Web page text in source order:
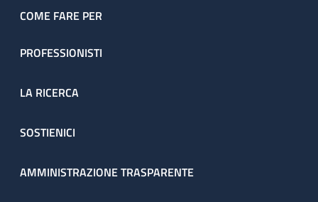
COME FARE PER
PROFESSIONISTI
LA RICERCA
SOSTIENICI
AMMINISTRAZIONE TRASPARENTE